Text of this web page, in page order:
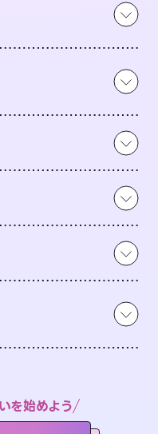
を始めよう